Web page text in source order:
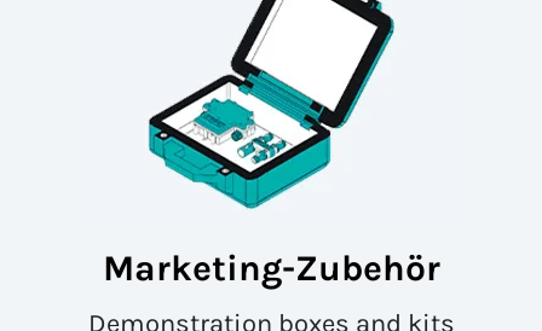
Marketing-Zubehör
Demonstration boxes and kits